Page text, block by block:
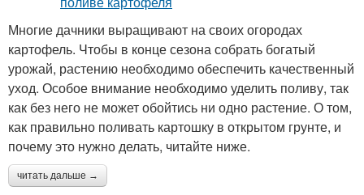
Многие дачники выращивают на своих огородах
картофель. Чтобы в конце сезона собрать богатый
урожай, растению необходимо обеспечить качественный
уход. Особое внимание необходимо уделить поливу, так
как без него не может обойтись ни одно растение. О том,
как правильно поливать картошку в открытом грунте, и
почему это нужно делать, читайте ниже.
читать дальше →